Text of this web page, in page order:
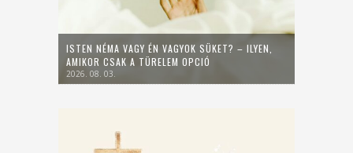
ISTEN NÉMA VAGY ÉN VAGYOK SÜKET? – ILYEN,
AMIKOR CSAK A TÜRELEM OPCIÓ
2026. 08. 03.